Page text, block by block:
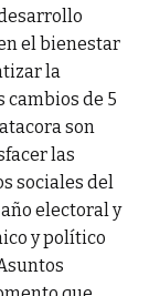
el bienestar
la
cambios de 5
son
las
sociales del
electoral y
y político